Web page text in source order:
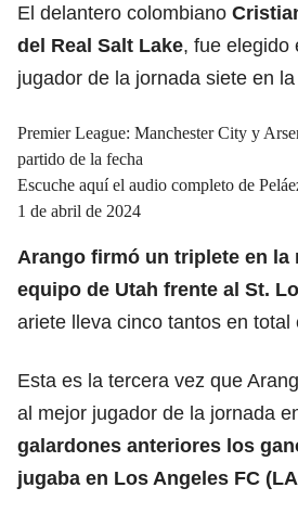
El delantero colombiano
del Real Salt Lake, fue elegido
jugador de la jornada siete en la
Premier League: Manchester City y
partido de la fecha
Escuche aquí el audio completo de
1 de abril de 2024
Arango firmó un triplete en la
equipo de Utah frente al St.
ariete lleva cinco tantos en total
Esta es la tercera vez que
al mejor jugador de la jornada
galardones anteriores los
jugaba en Los Angeles FC